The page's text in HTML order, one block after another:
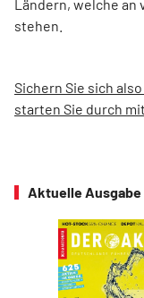
Ländern, welche
stehen.
Sichern Sie sich
starten Sie durch
Aktuelle Ausgabe